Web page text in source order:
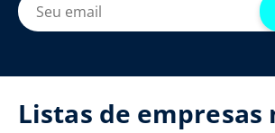
Listas de empresas